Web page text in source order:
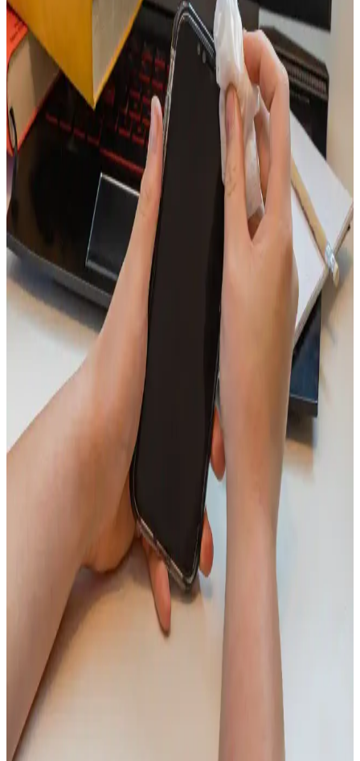
Kulaklık Temizliği ve Bakımı: Hijyen ve
Performansı Artırmak İçin Temel İpuçları
Düzenli kulaklık temizliği, hijyen ve cihaz ömrü için önemlidir.
Uygun malzemeler ve dikkatli bakım ipuçlarıyla kulaklıklarınızı
temiz tutun ve sağlığınızı koruyun.
Telefon Deliklerini Temizleme Yöntemleri ve Dikkat
Edilmesi Gerekenler
Telefon delikleri ve portları düzenli temizlenmeli, uygun araçlar ve
tekniklerle kir ve tozdan arındırılmalı, cihazın performansı ve hijyeni
korunmalıdır.
Kulak İçi Kulaklık Temizliği ve Hijyen İçin En İyi
Uygulamalar Rehberi
Kulak içi kulaklıkların hijyen ve performansını artırmak için doğru
temizlik ve bakım yöntemlerini öğrenin. Sağlıklı kullanım için
ipuçları ve öneriler burada.
Kulak İçi Kulaklıkların Temizliği İçin Detaylı
Rehber ve En İyi Uygulamalar
Kulak içi kulaklıkların hijyenik temizliği, sağlık ve performans için
önemlidir. Doğru yöntemler ve dikkat edilmesi gerekenler hakkında
detaylı bilgiler içerir.
Aura Cleanmax Kullanım Kılavuzu: Spa ve
Güzellik Merkezlerinde Doğru Kullanım İpuçları
Aura Cleanmax kullanımı için temel bilgiler ve ipuçları. Doğru
talimatlar ve hijyen kurallarıyla spa deneyiminizi optimize edin,
rahatlamanın keyfini çıkarın.
Kulakiçi Kulaklık Temizliği ve Hijyen İpuçları Cihaz
Performansını Artırmak İçin
Kulakiçi kulaklıkların düzenli temizliği, hijyen ve ses kalitesi için
önemlidir. Uygun malzemeler ve dikkatli yöntemlerle temizlik
yaparak cihaz ömrünü uzatabilir ve sağlığınızı koruyabilirsiniz.
Telefon Ahizesi Temizliği İçin Güvenli ve Etkili
Yöntemler Rehberi
Telefon ahizesi temizliği için uygun ürünler ve yöntemler,
mikroplardan arındırma ve cihazın zarar görmesini önleme stratejileri
anlatılıyor.